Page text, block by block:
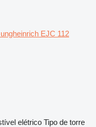
EJC 112
elétrico Tipo de torre